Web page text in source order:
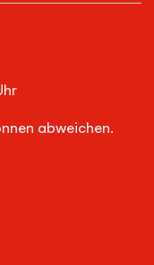
abweichen.